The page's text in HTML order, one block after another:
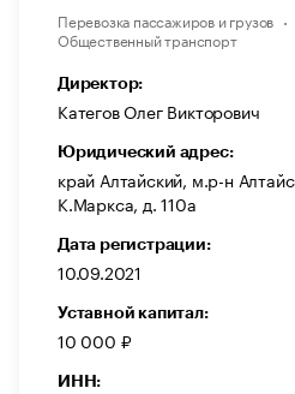
Перевозка пассажиров и грузов
Общественный транспорт
Директор:
Категов Олег Викторович
Юридический адрес:
край Алтайский, м.р-н
К.Маркса, д. 110а
Дата регистрации:
10.09.2021
Уставной капитал:
10 000 ₽
ИНН: